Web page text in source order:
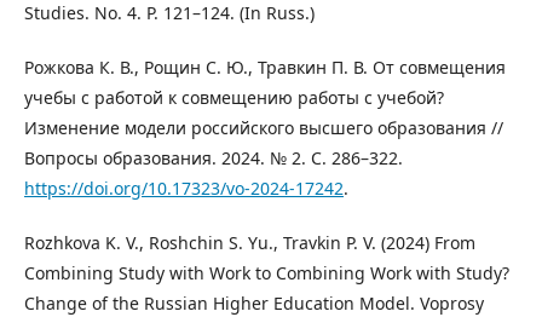
Studies. No. 4. P. 121–124. (In Russ.)
Рожкова К. В., Рощин С. Ю., Травкин П. В. От совмещения
учебы с работой к совмещению работы с учебой?
Изменение модели российского высшего образования //
Вопросы образования. 2024. № 2. С. 286–322.
https://doi.org/10.17323/vo-2024-17242.
Rozhkova K. V., Roshchin S. Yu., Travkin P. V. (2024) From
Combining Study with Work to Combining Work with Study?
Change of the Russian Higher Education Model. Voprosy